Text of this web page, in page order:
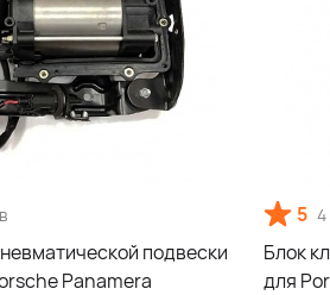
подвески
Panamera
5 4
Блок
для